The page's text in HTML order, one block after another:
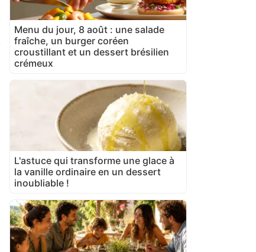
Menu du jour, 8 août : une salade
fraîche, un burger coréen
croustillant et un dessert brésilien
crémeux
L'astuce qui transforme une glace à
la vanille ordinaire en un dessert
inoubliable !